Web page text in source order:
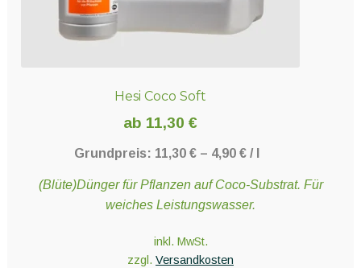
Hesi Coco Soft
ab 11,30 €
Grundpreis: 11,30 €– 4,90 €/
(Blüte)Dünger für Pflanzen auf Coco-Substrat. Für
weiches Leistungswasser.
inkl. MwSt.
zzgl. Versandkosten